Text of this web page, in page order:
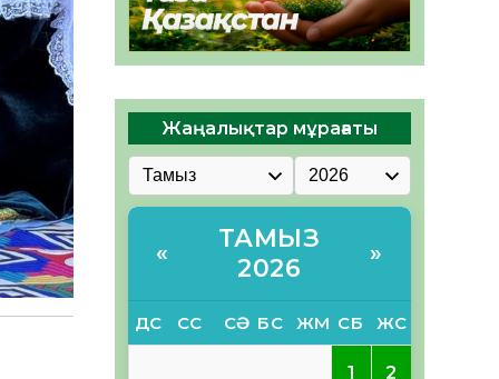
Жаңалықтар мұрағаты
«
ТАМЫЗ
2026
»
ДС СС СӘ БС ЖМ СБ ЖС
1 2